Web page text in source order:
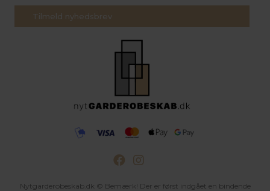
Nytgarderobeskab.dk © Bemærk! Der er først indgået en bindende